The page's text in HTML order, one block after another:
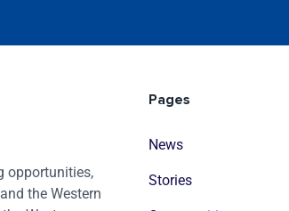
opportunities,
and the Western
Pages
News
Stories